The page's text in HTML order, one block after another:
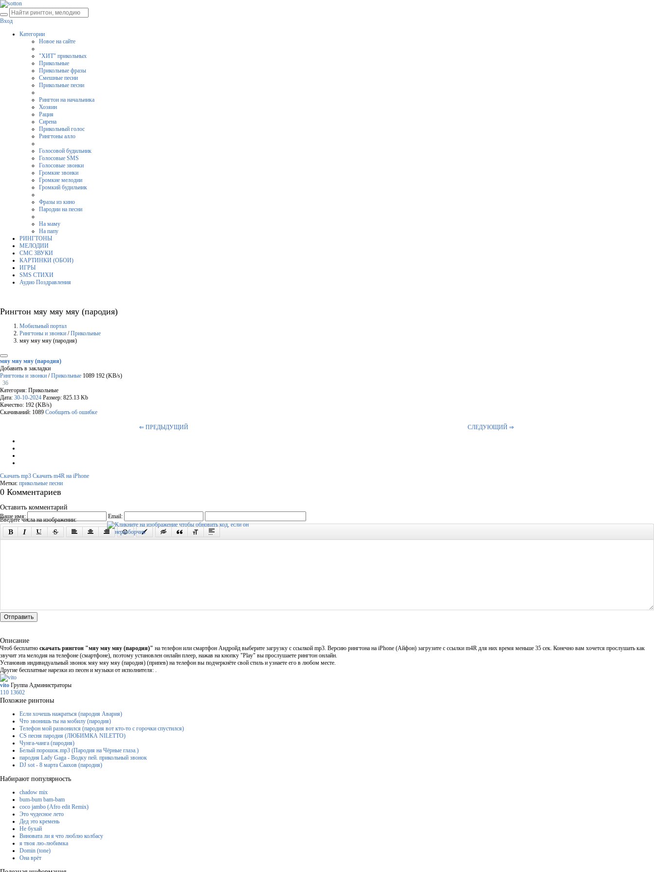
Вход
Категории
Новое на сайте
"ХИТ" прикольных
Прикольные
Прикольные фразы
Смешные песни
Прикольные песни
Рингтон на начальника
Хозяин
Рация
Сирена
Прикольный голос
Рингтоны алло
Голосовой будильник
Голосовые SMS
Голосовые звонки
Громкие звонки
Громкие мелодии
Громкий будильник
Фразы из кино
Пародии на песни
На маму
На папу
РИНГТОНЫ
МЕЛОДИИ
СМС ЗВУКИ
КАРТИНКИ (ОБОИ)
ИГРЫ
SMS СТИХИ
Аудио Поздравления
Рингтон мяу мяу мяу (пародия)
Мобильный портал
Рингтоны и звонки /Прикольные
мяу мяу мяу (пародия)
мяу мяу мяу (пародия)
Добавить в закладки
Рингтоны и звонки /Прикольные 1089 192 (KB/s)
36
Категория: Прикольные
Дата: 30-10-2024 Размер: 825.13 Kb
Качество: 192 (KB/s)
Скачиваний: 1089 Сообщить об ошибке
⇐ ПРЕДЫДУЩИЙ СЛЕДУЮЩИЙ ⇒
Скачать mp3 Скачать m4R на iPhone
Метки: прикольные песни
0 Комментариев
Оставить комментарий
Ваше имя: Email:
Введите числа на изображении:
Отправить
Описание
Чтоб бесплатно скачать рингтон "мяу мяу мяу (пародия)" на телефон или смартфон Андройд выберите загрузку с ссылкой mp3. Версию рингтона на iPhone (Айфон) загрузите с ссылки m4R для них время меньше 35 сек. Конечно вам хочется прослушать как
звучит эта мелодия на телефоне (смартфоне), поэтому установлен онлайн плеер, нажав на кнопку "Play" вы прослушаете рингтон онлайн.
Установив индивидуальный звонок мяу мяу мяу (пародия) (припев) на телефон вы подчеркнёте свой стиль и узнаете его в любом месте.
Другие бесплатные нарезки из песен и музыки от исполнителя: .
vito Группа Администраторы
110 13602
Похожие ринтоны
Если хочешь нажраться (пародия Авария)
Что звонишь ты на мобилу (пародия)
Телефон мой развонился (пародия вот кто-то с горочки спустился)
CS песня пародия (ЛЮБИМКА NILETTO)
Чунга-чанга (пародия)
Белый порошок.mp3 (Пародия на Чёрные глаза.)
пародия Lady Gaga - Водку пей. прикольный звонок
DJ sot - 8 марта Саахов (пародия)
Набирают популярность
chadow mix
bum-bum bam-bam
coco jambo (Afro edit Remix)
Это чудесное лето
Дед это кремень
Не бухай
Виновата ли я что люблю колбасу
я твоя лю-любимка
Domin (tone)
Она врёт